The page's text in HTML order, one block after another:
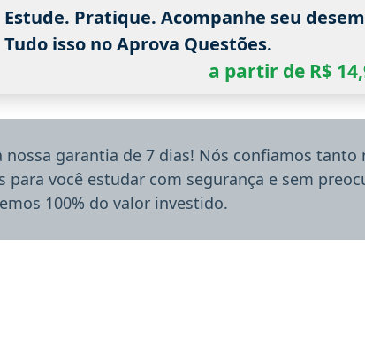
Estude. Pratique. Acompanhe seu
Tudo isso no Aprova Questões.
a partir de R$
nossa garantia de 7 dias! Nós confiamos
para você estudar com segurança e sem
100% do valor investido.